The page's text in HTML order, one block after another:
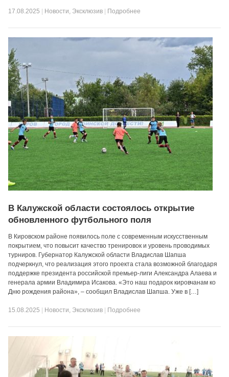
17.08.2025 Новости, Эксклюзив Подробнее
В Калужской области состоялось открытие
обновленного футбольного поля
В Кировском районе появилось поле с современным искусственным
покрытием, что повысит качество тренировок и уровень проводимых
турниров. Губернатор Калужской области Владислав Шапша
подчеркнул, что реализация этого проекта стала возможной благодаря
поддержке президента российской премьер-лиги Александра Алаева и
генерала армии Владимира Исакова. «Это наш подарок кировчанам ко
Дню рождения района», – сообщил Владислав Шапша. Уже в […]
15.08.2025 Новости, Эксклюзив Подробнее